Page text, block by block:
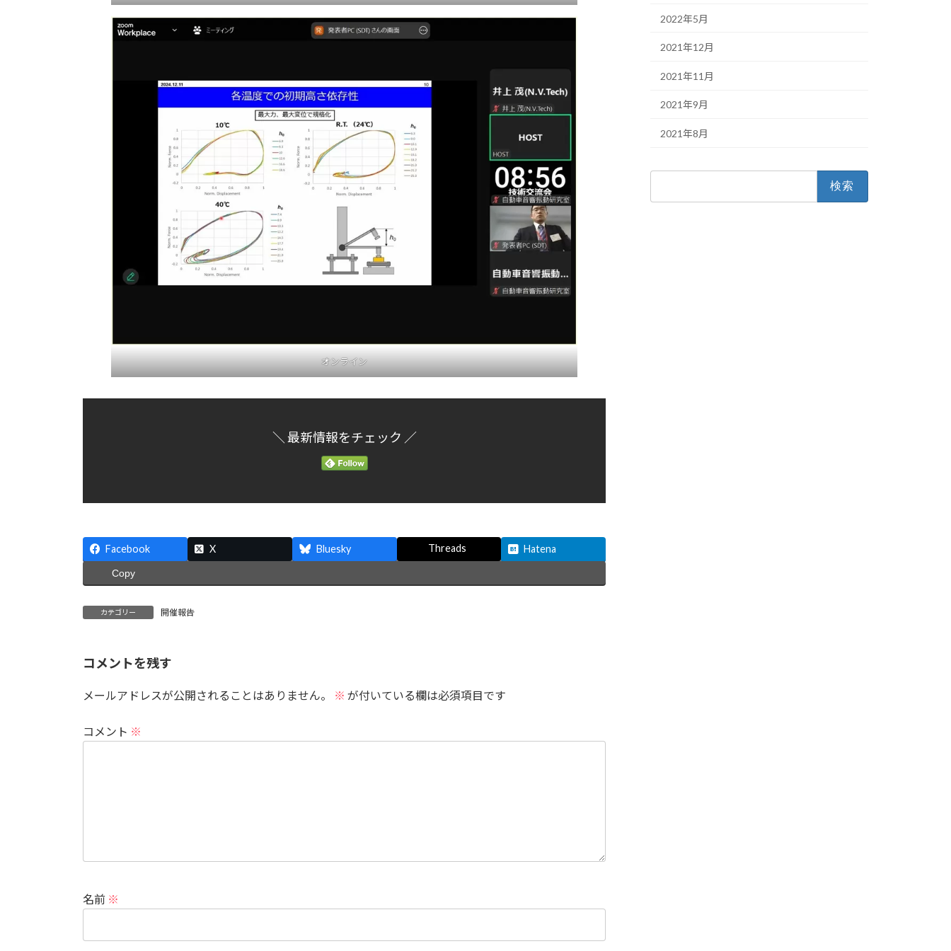
オンライン
＼ 最新情報をチェック ／
Facebook X Bluesky Threads Hatena
Copy
カテゴリー 開催報告
コメントを残す
メールアドレスが公開されることはありません。 ※ が付いている欄は必須項目です
コメント ※
名前 ※
2022年5月
2021年12月
2021年11月
2021年9月
2021年8月